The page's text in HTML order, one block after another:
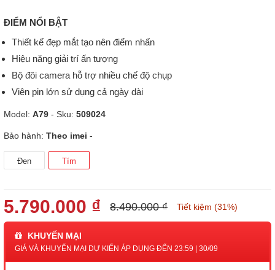
ĐIỂM NỔI BẬT
Thiết kế đẹp mắt tạo nên điểm nhấn
Hiệu năng giải trí ấn tượng
Bộ đôi camera hỗ trợ nhiều chế độ chụp
Viên pin lớn sử dụng cả ngày dài
Model: A79 - Sku: 509024
Bảo hành: Theo imei -
Đen Tím
5.790.000 ₫ 8.490.000 ₫ Tiết kiệm (31%)
KHUYẾN MẠI
GIÁ VÀ KHUYẾN MẠI DỰ KIẾN ÁP DỤNG ĐẾN 23:59 | 30/09